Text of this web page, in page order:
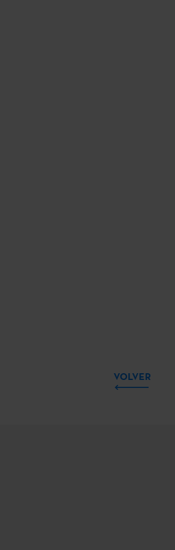
VOLVER